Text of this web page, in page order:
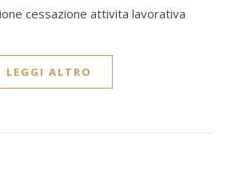
cessazione attivita lavorativa
LEGGI ALTRO